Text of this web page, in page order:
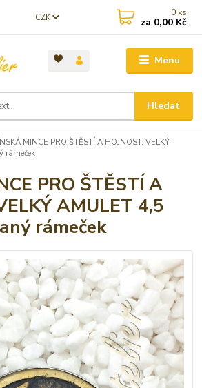
Menu
CZK
Hledat
0 ks
za 0,00 Kč
MINCE PRO ŠTĚSTÍ A HOJNOST, VELKÝ
rámeček
PRO ŠTĚSTÍ A
AMULET 4,5
rámeček